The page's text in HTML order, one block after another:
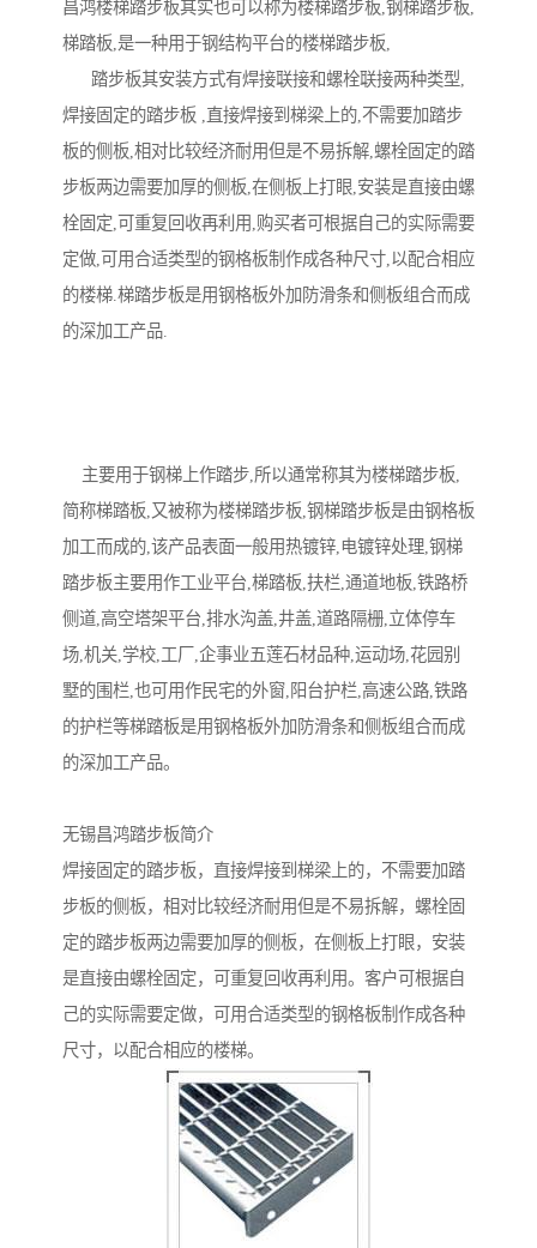
昌鸿楼梯踏步板其实也可以称为楼梯踏步板,钢梯踏步板,
梯踏板,是一种用于钢结构平台的楼梯踏步板,
踏步板其安装方式有焊接联接和螺栓联接两种类型,
焊接固定的踏步板 ,直接焊接到梯梁上的,不需要加踏步
板的侧板,相对比较经济耐用但是不易拆解,螺栓固定的踏
步板两边需要加厚的侧板,在侧板上打眼,安装是直接由螺
栓固定,可重复回收再利用,购买者可根据自己的实际需要
定做,可用合适类型的钢格板制作成各种尺寸,以配合相应
的楼梯.梯踏步板是用钢格板外加防滑条和侧板组合而成
的深加工产品.
主要用于钢梯上作踏步,所以通常称其为楼梯踏步板,
简称梯踏板,又被称为楼梯踏步板,钢梯踏步板是由钢格板
加工而成的,该产品表面一般用热镀锌,电镀锌处理,钢梯
踏步板主要用作工业平台,梯踏板,扶栏,通道地板,铁路桥
侧道,高空塔架平台,排水沟盖,井盖,道路隔栅,立体停车
场,机关,学校,工厂,企事业五莲石材品种,运动场,花园别
墅的围栏,也可用作民宅的外窗,阳台护栏,高速公路,铁路
的护栏等梯踏板是用钢格板外加防滑条和侧板组合而成
的深加工产品。
无锡昌鸿踏步板简介
焊接固定的踏步板，直接焊接到梯梁上的，不需要加踏
步板的侧板，相对比较经济耐用但是不易拆解，螺栓固
定的踏步板两边需要加厚的侧板，在侧板上打眼，安装
是直接由螺栓固定，可重复回收再利用。客户可根据自
己的实际需要定做，可用合适类型的钢格板制作成各种
尺寸，以配合相应的楼梯。